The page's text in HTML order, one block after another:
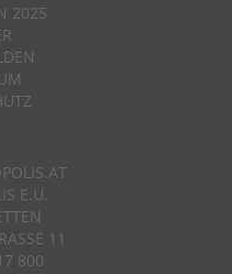
2025
E.U.
11
800